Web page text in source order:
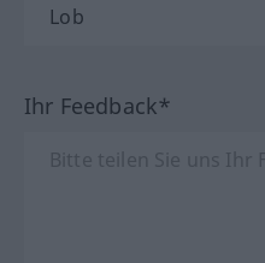
Ihr Feedback*